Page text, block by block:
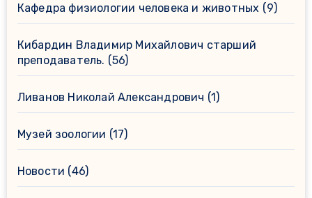
Кафедра физиологии человека и животных (9)
Кибардин Владимир Михайлович старший
преподаватель. (56)
Ливанов Николай Александрович (1)
Музей зоологии (17)
Новости (46)